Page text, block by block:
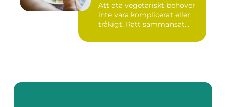
Att äta vegetariskt behöver
inte vara komplicerat eller
tråkigt. Rätt sammansat...